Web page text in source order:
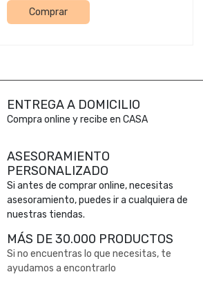
Comprar
ENTREGA A DOMICILIO
Compra online y recibe en CASA
ASESORAMIENTO
PERSONALIZADO
Si antes de comprar online, necesitas
asesoramiento, puedes ir a cualquiera de
nuestras tiendas.
MÁS DE 30.000 PRODUCTOS
Si no encuentras lo que necesitas, te
ayudamos a encontrarlo